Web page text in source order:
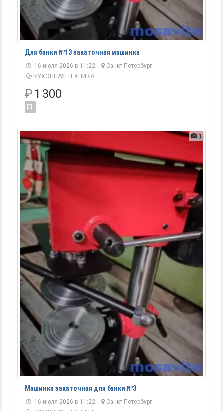
Для банки №13 закаточная машинка
16 июля 2026 в 11:22 - Санкт-Петербург -
КУХОННАЯ ТЕХНИКА
₽1 300
1
Машинка закаточная для банки №3
16 июля 2026 в 11:22 - Санкт-Петербург -